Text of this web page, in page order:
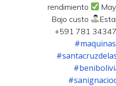
rendimiento
Bajo custo
+591 781 34347
#maquinas